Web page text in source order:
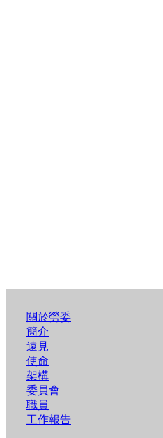
關於勞委
簡介
遠見
使命
架構
委員會
職員
工作報告